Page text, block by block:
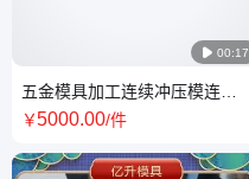
 00:17
五金模具加工连续冲压模连续
模 生产厂家 坚固耐用
￥5000.00/件